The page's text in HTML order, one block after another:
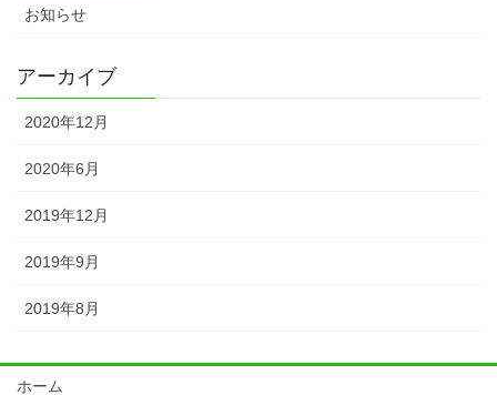
お知らせ
アーカイブ
2020年12月
2020年6月
2019年12月
2019年9月
2019年8月
ホーム